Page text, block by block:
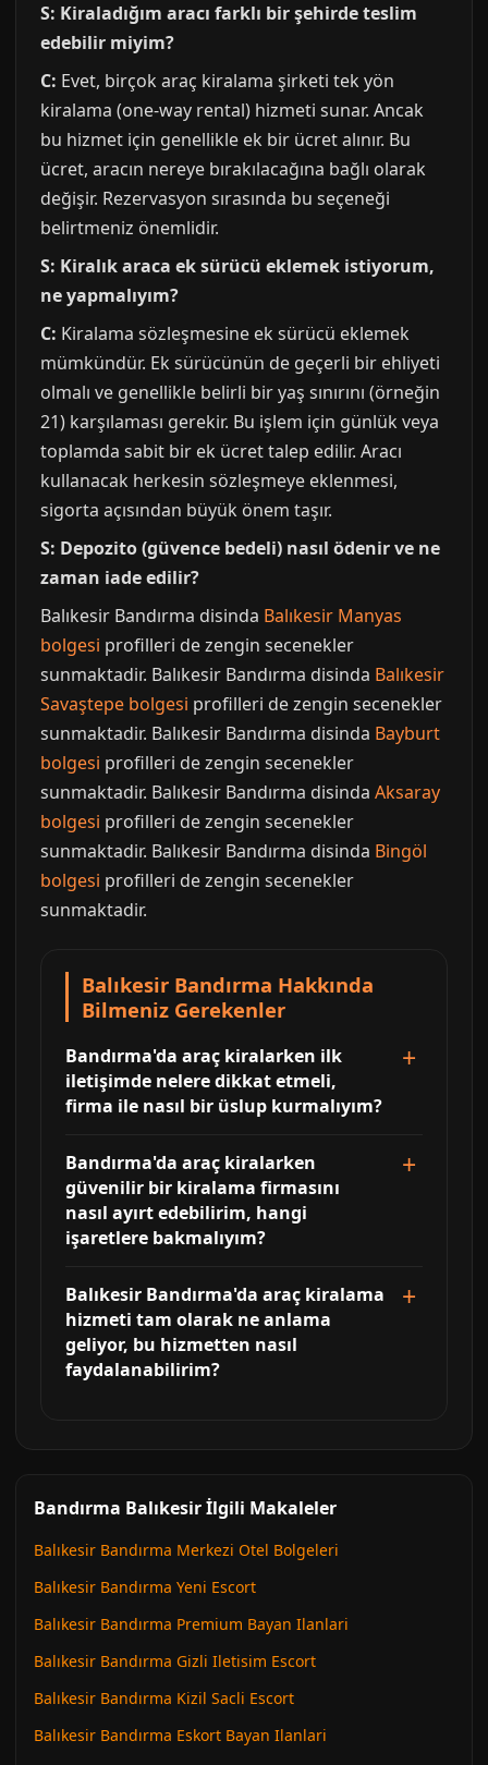
S: Kiraladığım aracı farklı bir şehirde teslim
edebilir miyim?
C: Evet, birçok araç kiralama şirketi tek yön
kiralama (one-way rental) hizmeti sunar. Ancak
bu hizmet için genellikle ek bir ücret alınır. Bu
ücret, aracın nereye bırakılacağına bağlı olarak
değişir. Rezervasyon sırasında bu seçeneği
belirtmeniz önemlidir.
S: Kiralık araca ek sürücü eklemek istiyorum,
ne yapmalıyım?
C: Kiralama sözleşmesine ek sürücü eklemek
mümkündür. Ek sürücünün de geçerli bir ehliyeti
olmalı ve genellikle belirli bir yaş sınırını (örneğin
21) karşılaması gerekir. Bu işlem için günlük veya
toplamda sabit bir ek ücret talep edilir. Aracı
kullanacak herkesin sözleşmeye eklenmesi,
sigorta açısından büyük önem taşır.
S: Depozito (güvence bedeli) nasıl ödenir ve ne
zaman iade edilir?
Balıkesir Bandırma disinda Balıkesir Manyas
bolgesi profilleri de zengin secenekler
sunmaktadir. Balıkesir Bandırma disinda Balıkesir
Savaştepe bolgesi profilleri de zengin secenekler
sunmaktadir. Balıkesir Bandırma disinda Bayburt
bolgesi profilleri de zengin secenekler
sunmaktadir. Balıkesir Bandırma disinda Aksaray
bolgesi profilleri de zengin secenekler
sunmaktadir. Balıkesir Bandırma disinda Bingöl
bolgesi profilleri de zengin secenekler
sunmaktadir.
Balıkesir Bandırma Hakkında
Bilmeniz Gerekenler
Bandırma'da araç kiralarken ilk
iletişimde nelere dikkat etmeli,
firma ile nasıl bir üslup kurmalıyım?
Bandırma'da araç kiralarken
güvenilir bir kiralama firmasını
nasıl ayırt edebilirim, hangi
işaretlere bakmalıyım?
Balıkesir Bandırma'da araç kiralama
hizmeti tam olarak ne anlama
geliyor, bu hizmetten nasıl
faydalanabilirim?
Bandırma Balıkesir İlgili Makaleler
Balıkesir Bandırma Merkezi Otel Bolgeleri
Balıkesir Bandırma Yeni Escort
Balıkesir Bandırma Premium Bayan Ilanlari
Balıkesir Bandırma Gizli Iletisim Escort
Balıkesir Bandırma Kizil Sacli Escort
Balıkesir Bandırma Eskort Bayan Ilanlari